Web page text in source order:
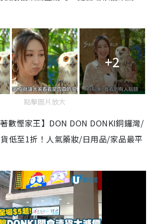
+2
點擊圖片放大
數慳家王】DON DON DONKI銅鑼灣/
低至1折！人氣藥妝/日用品/家品最平